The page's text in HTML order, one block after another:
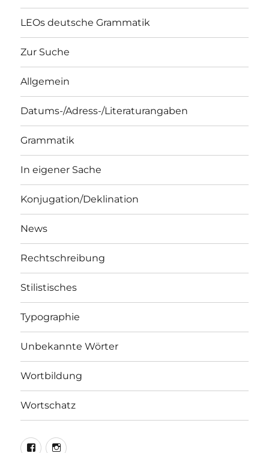
LEOs deutsche Grammatik
Zur Suche
Allgemein
Datums-/Adress-/Literaturangaben
Grammatik
In eigener Sache
Konjugation/Deklination
News
Rechtschreibung
Stilistisches
Typographie
Unbekannte Wörter
Wortbildung
Wortschatz
LEO@Facebook
LEO@Instagram